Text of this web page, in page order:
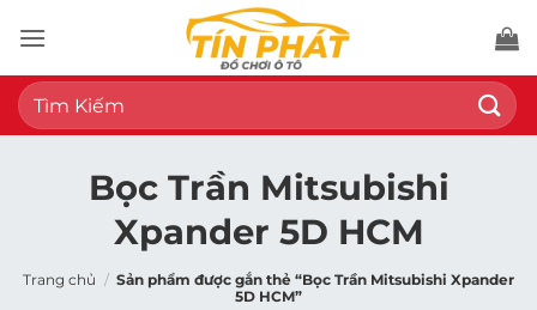
qua
nội
dung
Tìm
kiếm:
Bọc Trần Mitsubishi
Xpander 5D HCM
Trang chủ / Sản phẩm được gắn thẻ “Bọc Trần Mitsubishi Xpander
5D HCM”